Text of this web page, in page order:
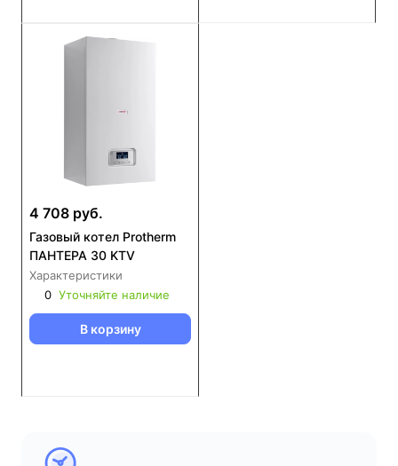
4 708 руб.
Газовый котел Protherm
ПАНТЕРА 30 KTV
Характеристики
0 Уточняйте наличие
В корзину